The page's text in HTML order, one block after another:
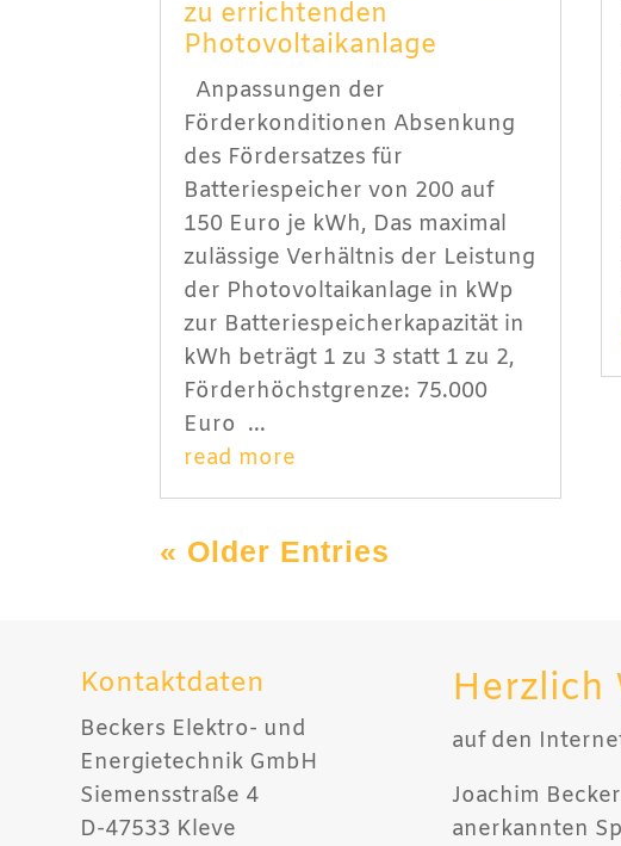
zu errichtenden
Photovoltaikanlage
Anpassungen der
Förderkonditionen Absenkung
des Fördersatzes für
Batteriespeicher von 200 auf
150 Euro je kWh, Das maximal
zulässige Verhältnis der Leistung
der Photovoltaikanlage in kWp
zur Batteriespeicherkapazität in
kWh beträgt 1 zu 3 statt 1 zu 2,
Förderhöchstgrenze: 75.000
Euro ...
read more
« Older Entries
Kontaktdaten
Beckers Elektro- und
Energietechnik GmbH
Siemensstraße 4
D-47533 Kleve
Herzlich
auf den
Joachim
anerkannten